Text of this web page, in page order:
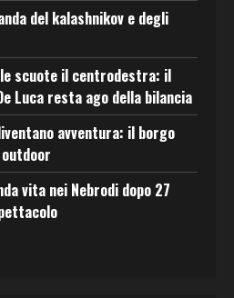
del kalashnikov e degli
scuote il centrodestra: il
Luca resta ago della bilancia
avventura: il borgo
vita nei Nebrodi dopo 27